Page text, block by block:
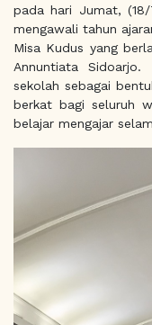
pada hari Jumat,
mengawali tahun
Misa Kudus yang
Annuntiata
sekolah sebagai
berkat bagi seluruh
belajar mengajar